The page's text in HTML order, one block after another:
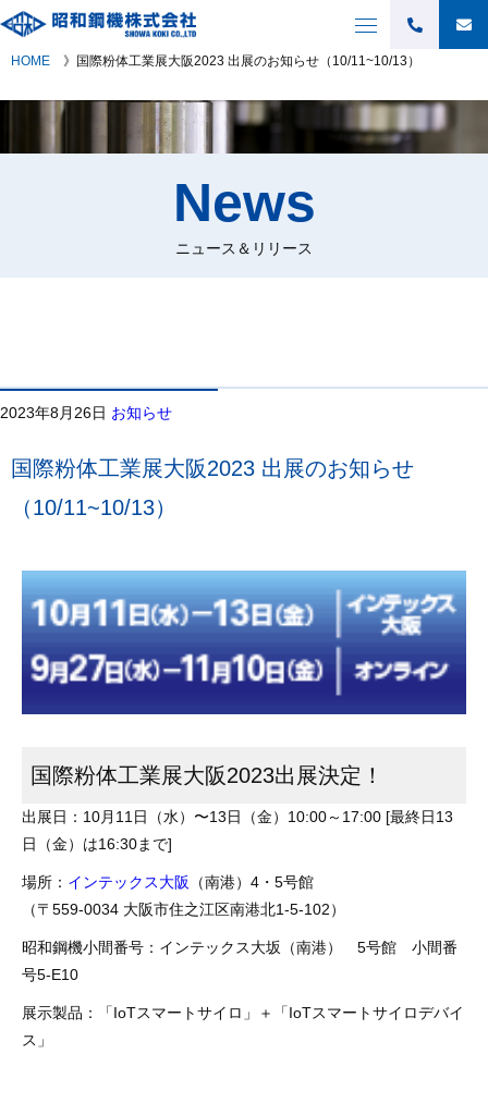
HOME 》 国際粉体工業展大阪2023 出展のお知らせ（10/11~10/13）
News
ニュース＆リリース
2023年8月26日 お知らせ
国際粉体工業展大阪2023 出展のお知らせ
（10/11~10/13）
国際粉体工業展大阪2023出展決定！
出展日：10月11日（水）〜13日（金）10:00～17:00 [最終日13
日（金）は16:30まで]
場所： インテックス大阪
（南港）4・5号館
（〒559-0034 大阪市住之江区南港北1-5-102）
昭和鋼機小間番号：インテックス大坂（南港） 5号館 小間番
号5-E10
展示製品：「IoTスマートサイロ」＋「IoTスマートサイロデバイ
ス」